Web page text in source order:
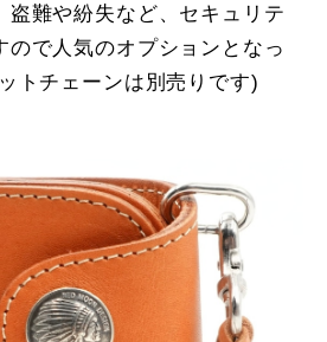
盗難や紛失など、セキュリテ
ので人気のオプションとなっ
トチェーンは別売りです)